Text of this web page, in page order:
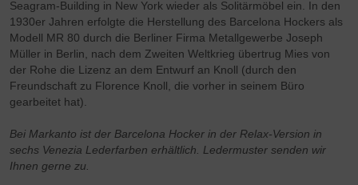
Seagram-Building in New York wieder als Solitärmöbel ein. In den
1930er Jahren erfolgte die Herstellung des Barcelona Hockers als
Modell MR 80 durch die Berliner Firma Metallgewerbe Joseph
Müller in Berlin, nach dem Zweiten Weltkrieg übertrug Mies von
der Rohe die Lizenz an dem Entwurf an Knoll (durch den
Freundschaft zu Florence Knoll, die vorher in seinem Büro
gearbeitet hat).
Bei Markanto ist der Barcelona Hocker in der Relax-Version in
sechs Venezia Lederfarben erhältlich. Ledermuster senden wir
Ihnen gerne zu.